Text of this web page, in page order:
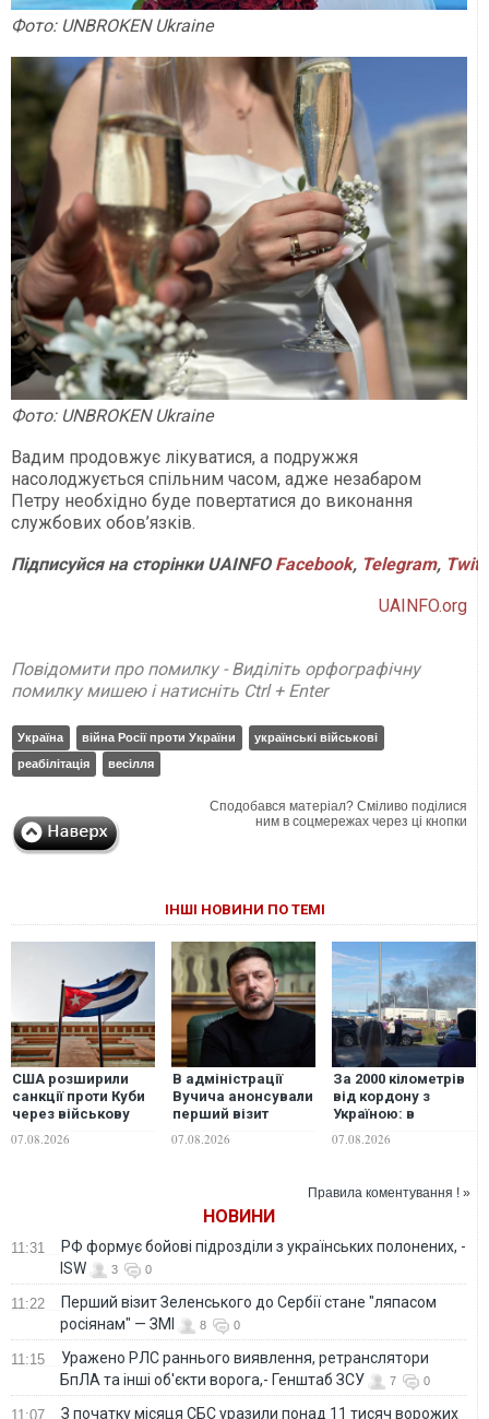
Фото: UNBROKEN Ukraine
Фото: UNBROKEN Ukraine
Вадим продовжує лікуватися, а подружжя
насолоджується спільним часом, адже незабаром
Петру необхідно буде повертатися до виконання
службових обов’язків.
Підписуйся на сторінки UAINFO Facebook, Telegram,
UAINFO.org
Повідомити про помилку - Виділіть орфографічну
помилку мишею і натисніть Ctrl + Enter
Україна війна Росії проти України
українські військові
реабілітація
весілля
Сподобався матеріал? Сміливо поділися
ним в соцмережах через ці кнопки
ІНШІ НОВИНИ ПО ТЕМІ
США розширили
санкції проти Куби
через військову
Росією та Китаєм
07.08.2026
В адміністрації
Вучича анонсували
перший візит
Сербії
07.08.2026
За 2000 кілометрів
від кордону з
Україною: в
після атаки дронів
ВІДЕО
07.08.2026
Правила коментування ! »
НОВИНИ
11:31
РФ формує бойові підрозділи з українських полонених, -
ISW
3 0
11:22
Перший візит Зеленського до Сербії стане "ляпасом
росіянам" — ЗМІ
8 0
11:15
Уражено РЛС раннього виявлення, ретранслятори
БпЛА та інші об'єкти ворога,- Генштаб ЗСУ
7 0
11:07
З початку місяця СБС уразили понад 11 тисяч ворожих